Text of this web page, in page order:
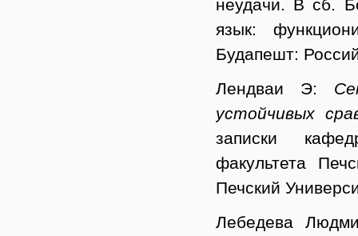
неудачи. В сб.
язык:
Будапешт:
Лендваи Э:
устойчивых
записки
факультета
Печский
Лебедева